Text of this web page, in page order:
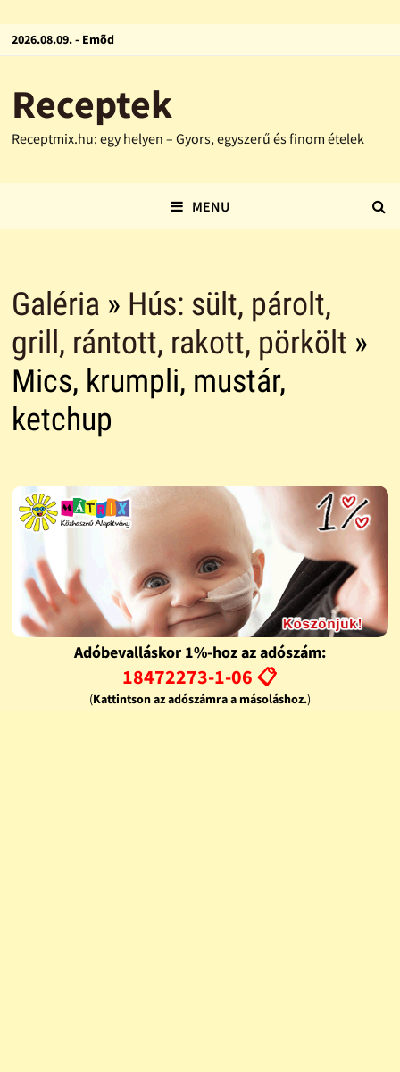
2026.08.09. - Emõd
Receptek
Receptmix.hu: egy helyen – Gyors, egyszerű és finom ételek
MENU
Galéria » Hús: sült, párolt,
grill, rántott, rakott, pörkölt »
Mics, krumpli, mustár,
ketchup
Adóbevalláskor 1%-hoz az adószám:
18472273-1-06 📋
(Kattintson az adószámra a másoláshoz.)